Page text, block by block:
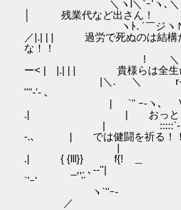
＼ヽl＼`ｰ'ヽ､＼ヽ
│ 残業代など出さん！
ヽﾄ. ´￣ジヽ
／|.| | | 過労で死ぬのは結構だ
な！！
! ＼
ー< | |.| | | 貴様らは全生命
|＼. ＼ r‐=＝
''''‐'- ､
| `'' ｰ-ヽ､ V
.| | おっと、デュエ
| :::::`‐､ `
-.､ | では健闘を祈る！！
| :::::`‐
.| { {lll}} f{! ＿
_,,. ､-‐''|
`'ｰ' ゞ'´
ヽ`''ｰ- ::::::::::
／